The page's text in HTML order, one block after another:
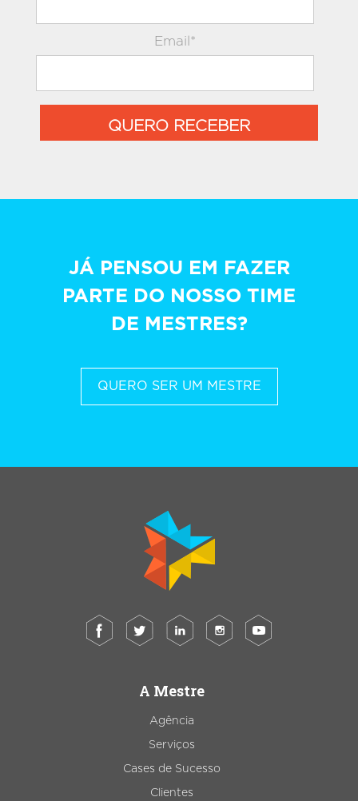
Email*
QUERO RECEBER
JÁ PENSOU EM FAZER
PARTE DO NOSSO TIME
DE MESTRES?
QUERO SER UM MESTRE
A Mestre
Agência
Serviços
Cases de Sucesso
Clientes